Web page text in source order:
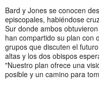
Bard y Jones se conocen
episcopales, habiéndose
Sur donde ambos
han compartido su plan con
grupos que discuten el
altas y los dos obispos
"Nuestro plan ofrece una
posible y un camino para